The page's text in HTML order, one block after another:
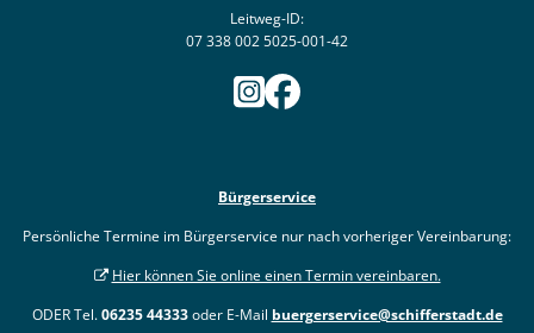
Leitweg-ID:
07 338 002 5025-001-42
Bürgerservice
Persönliche Termine im Bürgerservice nur nach vorheriger Vereinbarung:
Hier können Sie online einen Termin vereinbaren.
ODER Tel.06235 44333oder E-Mail buergerservice@schifferstadt.de